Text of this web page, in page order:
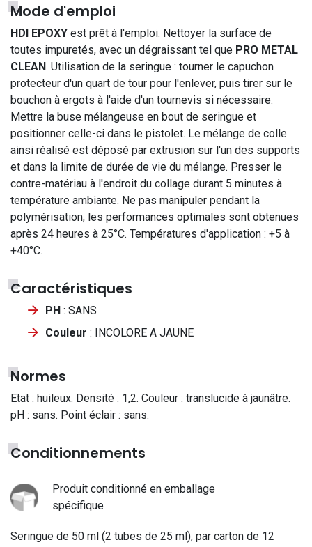
Mode d'emploi
HDI EPOXY est prêt à l'emploi. Nettoyer la surface de
toutes impuretés, avec un dégraissant tel que PRO METAL
CLEAN. Utilisation de la seringue : tourner le capuchon
protecteur d'un quart de tour pour l'enlever, puis tirer sur le
bouchon à ergots à l'aide d'un tournevis si nécessaire.
Mettre la buse mélangeuse en bout de seringue et
positionner celle-ci dans le pistolet. Le mélange de colle
ainsi réalisé est déposé par extrusion sur l'un des supports
et dans la limite de durée de vie du mélange. Presser le
contre-matériau à l'endroit du collage durant 5 minutes à
température ambiante. Ne pas manipuler pendant la
polymérisation, les performances optimales sont obtenues
après 24 heures à 25°C. Températures d'application : +5 à
+40°C.
Caractéristiques
PH : SANS
Couleur : INCOLORE A JAUNE
Normes
Etat : huileux. Densité : 1,2. Couleur : translucide à jaunâtre.
pH : sans. Point éclair : sans.
Conditionnements
Produit conditionné en emballage
spécifique
Seringue de 50 ml (2 tubes de 25 ml), par carton de 12